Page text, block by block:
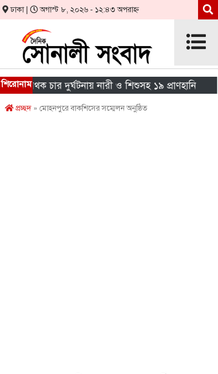
ঢাকা | অগাস্ট ৮, ২০২৬ - ১২:৪৩ অপরাহ্ন
শিরোনাম
পৃথক চার দুর্ঘটনায় নারী ও শিশুসহ ১৯ প্রাণহানি
প্রচ্ছদ» মোহনপুরে বাকশিসের সম্মেলন অনুষ্ঠিত